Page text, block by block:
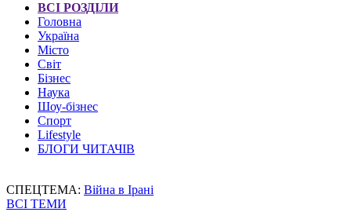
ВСІ РОЗДІЛИ
Головна
Україна
Місто
Світ
Бізнес
Наука
Шоу-бізнес
Спорт
Lifestyle
БЛОГИ ЧИТАЧІВ
СПЕЦТЕМА: Війна в Ірані
ВСІ ТЕМИ